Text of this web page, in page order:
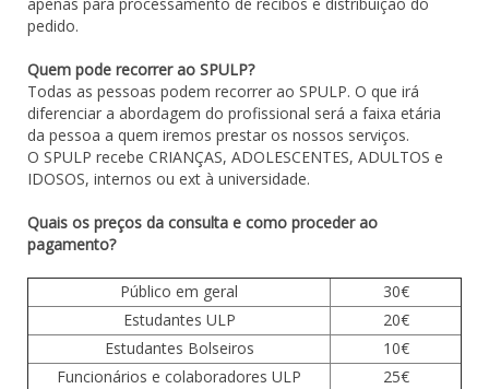
pedido.
Quem pode recorrer ao SPULP?
Todas as pessoas podem recorrer ao SPULP. O que irá
diferenciar a abordagem do profissional será a faixa etária
da pessoa a quem iremos prestar os nossos serviços.
O SPULP recebe CRIANÇAS, ADOLESCENTES, ADULTOS e
IDOSOS, internos ou ext à universidade.
Quais os preços da consulta e como proceder ao
pagamento?
Público em geral
30€
Estudantes ULP
20€
Estudantes Bolseiros
10€
Funcionários e colaboradores ULP
25€